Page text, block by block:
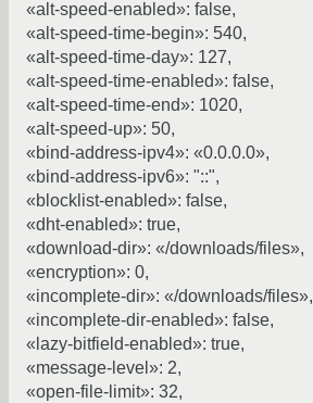
«alt-speed-enabled»: false,
«alt-speed-time-begin»: 540,
«alt-speed-time-day»: 127,
«alt-speed-time-enabled»: false,
«alt-speed-time-end»: 1020,
«alt-speed-up»: 50,
«bind-address-ipv4»: «0.0.0.0»,
«bind-address-ipv6»: "::",
«blocklist-enabled»: false,
«dht-enabled»: true,
«download-dir»: «/downloads/files»,
«encryption»: 0,
«incomplete-dir»: «/downloads/files»,
«incomplete-dir-enabled»: false,
«lazy-bitfield-enabled»: true,
«message-level»: 2,
«open-file-limit»: 32,